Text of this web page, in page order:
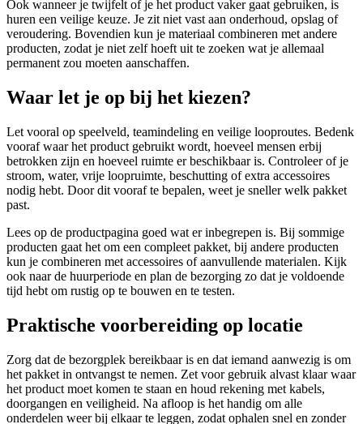
Ook wanneer je twijfelt of je het product vaker gaat gebruiken, is
huren een veilige keuze. Je zit niet vast aan onderhoud, opslag of
veroudering. Bovendien kun je materiaal combineren met andere
producten, zodat je niet zelf hoeft uit te zoeken wat je allemaal
permanent zou moeten aanschaffen.
Waar let je op bij het kiezen?
Let vooral op speelveld, teamindeling en veilige looproutes. Bedenk
vooraf waar het product gebruikt wordt, hoeveel mensen erbij
betrokken zijn en hoeveel ruimte er beschikbaar is. Controleer of je
stroom, water, vrije loopruimte, beschutting of extra accessoires
nodig hebt. Door dit vooraf te bepalen, weet je sneller welk pakket
past.
Lees op de productpagina goed wat er inbegrepen is. Bij sommige
producten gaat het om een compleet pakket, bij andere producten
kun je combineren met accessoires of aanvullende materialen. Kijk
ook naar de huurperiode en plan de bezorging zo dat je voldoende
tijd hebt om rustig op te bouwen en te testen.
Praktische voorbereiding op locatie
Zorg dat de bezorgplek bereikbaar is en dat iemand aanwezig is om
het pakket in ontvangst te nemen. Zet voor gebruik alvast klaar waar
het product moet komen te staan en houd rekening met kabels,
doorgangen en veiligheid. Na afloop is het handig om alle
onderdelen weer bij elkaar te leggen, zodat ophalen snel en zonder